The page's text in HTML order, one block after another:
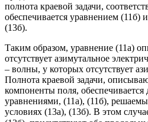
полнота краевой задачи,
обеспечивается уравнением (11б)
(13б).
Таким образом, уравнение (11а)
отсутствует азимутальное
– волны, у которых отсутствует
Полнота краевой задачи,
компоненты поля,
уравнениями, (11а), (11б),
условиях (13а), (13б). В этом